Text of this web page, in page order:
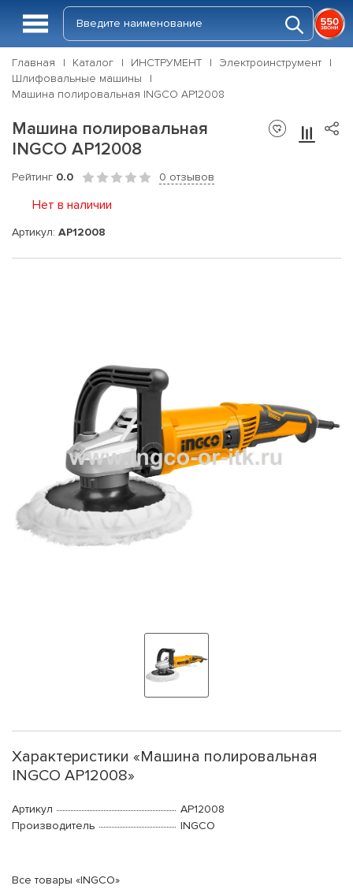
Главная Каталог ИНСТРУМЕНТ
Электроинструмент
Шлифовальные машины
Машина полировальная INGCO AP12008
Машина полировальная
INGCO AP12008
Рейтинг 0.0 0 отзывов
Нет в наличии
Артикул: AP12008
Характеристики «Машина полировальная
INGCO AP12008»
Артикул
AP12008
Производитель
INGCO
Все товары «INGCO»